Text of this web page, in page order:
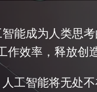
能成为人类思
作效率，释放创
工智能将无处